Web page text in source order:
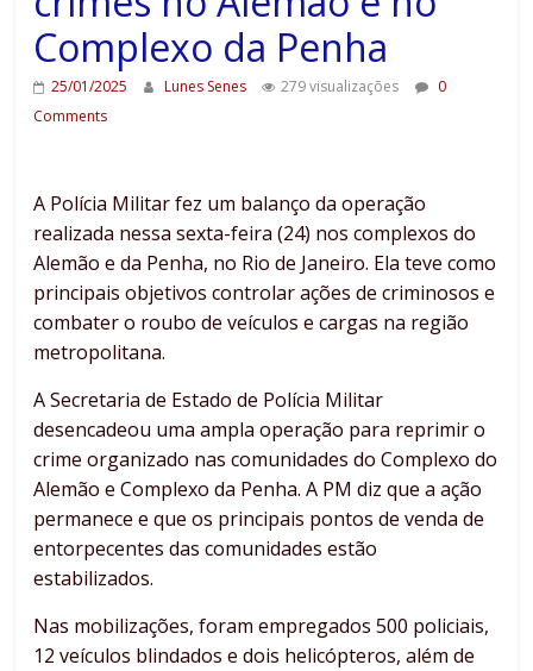
Complexo da Penha
25/01/2025 Lunes Senes 279 visualizações
0
Comments
A Polícia Militar fez um balanço da operação
realizada nessa sexta-feira (24) nos complexos do
Alemão e da Penha, no Rio de Janeiro. Ela teve como
principais objetivos controlar ações de criminosos e
combater o roubo de veículos e cargas na região
metropolitana.
A Secretaria de Estado de Polícia Militar
desencadeou uma ampla operação para reprimir o
crime organizado nas comunidades do Complexo do
Alemão e Complexo da Penha. A PM diz que a ação
permanece e que os principais pontos de venda de
entorpecentes das comunidades estão
estabilizados.
Nas mobilizações, foram empregados 500 policiais,
12 veículos blindados e dois helicópteros, além de